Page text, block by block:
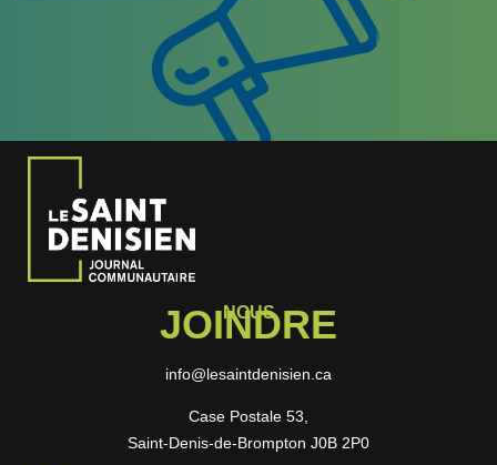
NOUS
JOINDRE
info@lesaintdenisien.ca
Case Postale 53,
Saint-Denis-de-Brompton J0B 2P0